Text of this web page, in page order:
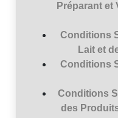
Préparant et
Conditions
Lait et
Conditions
Conditions
des